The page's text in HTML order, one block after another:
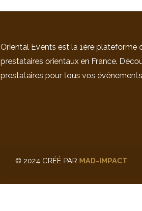
Oriental Events est la 1ère plateforme
prestataires orientaux en France.
prestataires pour tous vos
© 2024 CRÉÉ PAR MAD-IMPACT